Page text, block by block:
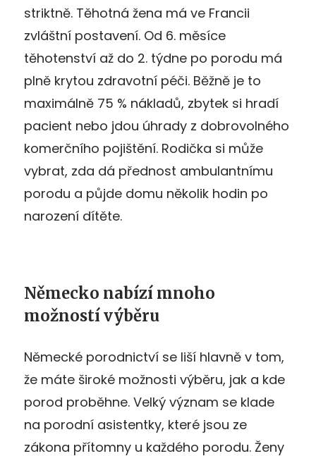
striktně. Těhotná žena má ve Francii
zvláštní postavení. Od 6. měsíce
těhotenství až do 2. týdne po porodu má
plně krytou zdravotní péči. Běžně je to
maximálně 75 % nákladů, zbytek si hradí
pacient nebo jdou úhrady z dobrovolného
komerčního pojištění. Rodička si může
vybrat, zda dá přednost ambulantnímu
porodu a půjde domu několik hodin po
narození dítěte.
Německo nabízí mnoho
možností výběru
Německé porodnictví se liší hlavně v tom,
že máte široké možnosti výběru, jak a kde
porod proběhne. Velký význam se klade
na porodní asistentky, které jsou ze
zákona přítomny u každého porodu. Ženy